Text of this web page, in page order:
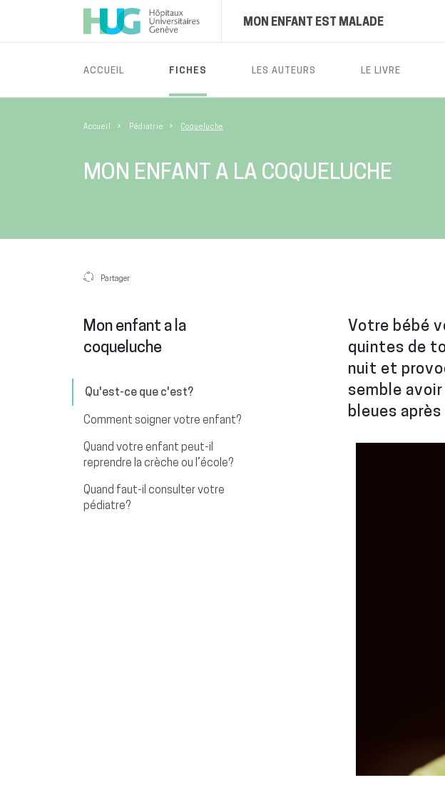
MON ENFANT EST MALADE
ACCUEIL FICHES LES AUTEURS LE LIVRE
Accueil Pédiatrie Coqueluche
MON ENFANT A LA COQUELUCHE
Partager
Mon enfant a la
coqueluche
Qu'est-ce que c'est?
Comment soigner votre enfant?
Quand votre enfant peut-il
reprendre la crèche ou l’école?
Quand faut-il consulter votre
pédiatre?
Votre bébé
quintes de
nuit et
semble
bleues